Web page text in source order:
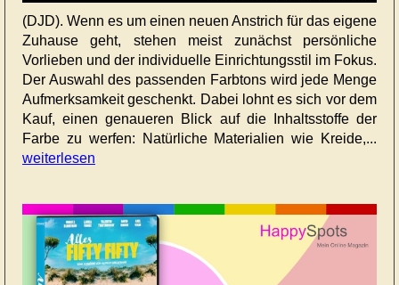
(DJD). Wenn es um einen neuen Anstrich für das eigene
Zuhause geht, stehen meist zunächst persönliche
Vorlieben und der individuelle Einrichtungsstil im Fokus.
Der Auswahl des passenden Farbtons wird jede Menge
Aufmerksamkeit geschenkt. Dabei lohnt es sich vor dem
Kauf, einen genaueren Blick auf die Inhaltsstoffe der
Farbe zu werfen: Natürliche Materialien wie Kreide,...
weiterlesen